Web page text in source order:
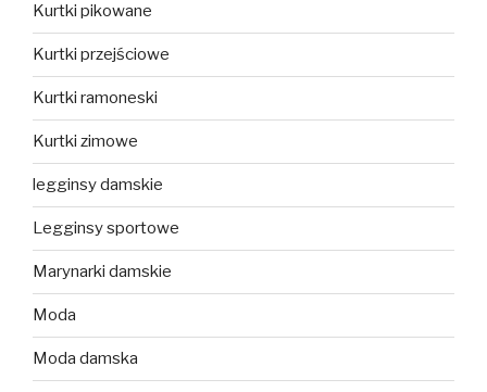
Kurtki pikowane
Kurtki przejściowe
Kurtki ramoneski
Kurtki zimowe
legginsy damskie
Legginsy sportowe
Marynarki damskie
Moda
Moda damska